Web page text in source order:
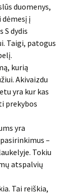
duomenys,
į
S dydis
Taigi, patogus
kurią
Akivaizdu
yra kur kas
prekybos
yra
–
Tokiu
atspalvių
Tai reiškia,